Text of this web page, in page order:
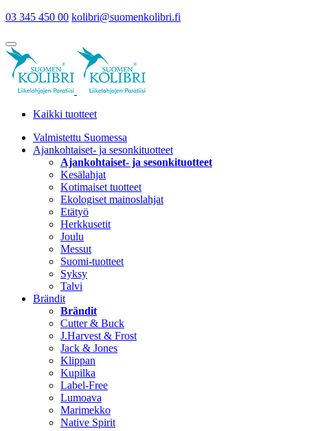
03 345 450 00 kolibri@suomenkolibri.fi
Kaikki tuotteet
Valmistettu Suomessa
Ajankohtaiset- ja sesonkituotteet
Ajankohtaiset- ja sesonkituotteet
Kesälahjat
Kotimaiset tuotteet
Ekologiset mainoslahjat
Etätyö
Herkkusetit
Joulu
Messut
Suomi-tuotteet
Syksy
Talvi
Brändit
Brändit
Cutter & Buck
J.Harvest & Frost
Jack & Jones
Klippan
Kupilka
Label-Free
Lumoava
Marimekko
Native Spirit